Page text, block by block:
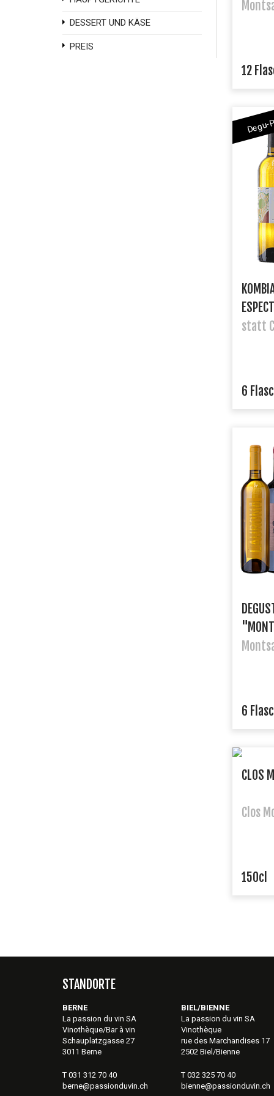
DESSERT UND KÄSE
PREIS
12
statt
6
6
CLOS
Clos
150cl
STANDORTE
BERNE
La passion du vin SA
Vinothèque/Bar à vin
Schauplatzgasse 27
3011 Berne
T 031 312 70 40
berne@passionduvin.ch
BIEL/BIENNE
La passion du vin SA
Vinothèque
rue des Marchandises 17
2502 Biel/Bienne
T 032 325 70 40
bienne@passionduvin.ch